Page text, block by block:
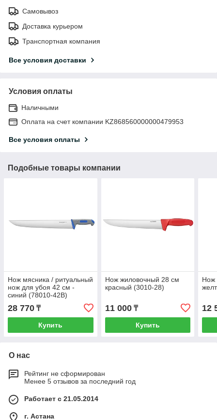
Самовывоз
Доставка курьером
Транспортная компания
Все условия доставки
Условия оплаты
Наличными
Оплата на счет компании KZ868560000000479953
Все условия оплаты
Подобные товары компании
Нож мясника / ритуальный
нож для убоя 42 см -
синий (78010-42B)
28 770 ₸
Купить
Нож жиловочный 28 см
красный (3010-28)
11 000₸
Купить
Нож
12
О нас
Рейтинг не сформирован
Менее 5 отзывов за последний год
Работает с 21.05.2014
г. Астана